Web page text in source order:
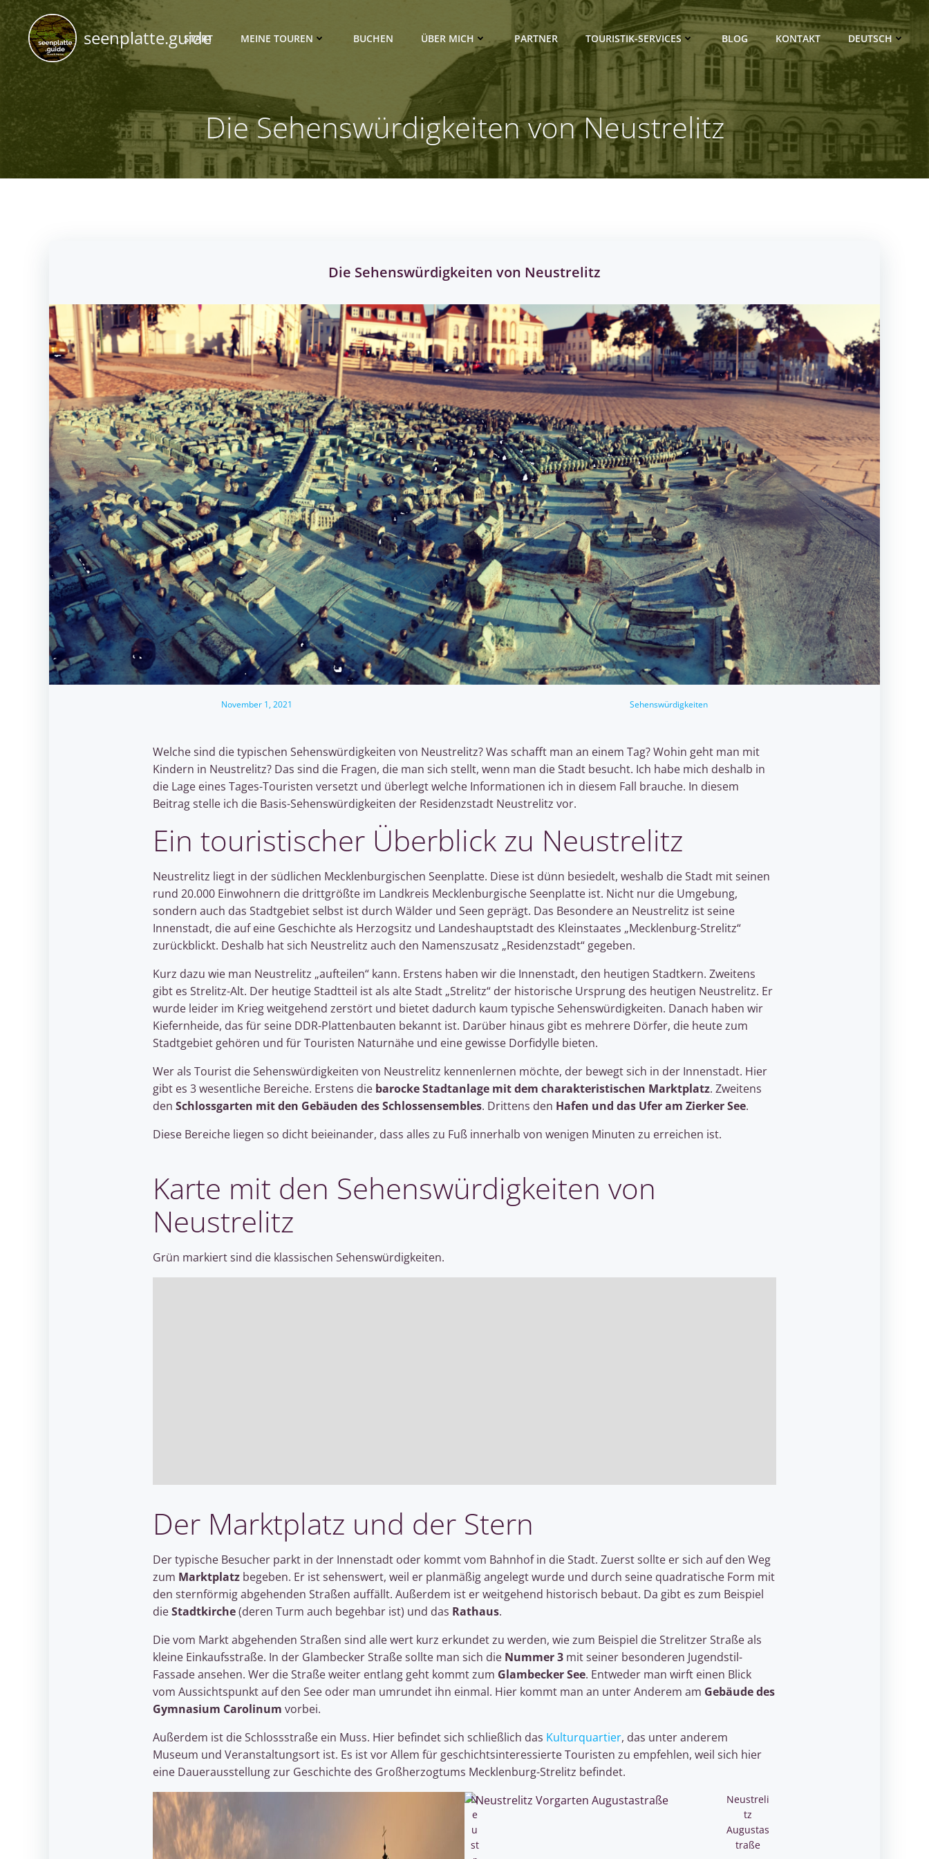
Zum
Inhalt
springen
seenplatte.guide
START MEINE TOUREN BUCHEN ÜBER MICH PARTNER TOURISTIK-SERVICES BLOG KONTAKT DEUTSCH
Die Sehenswürdigkeiten von Neustrelitz
Die Sehenswürdigkeiten von Neustrelitz
November 1, 2021 Sehenswürdigkeiten
Welche sind die typischen Sehenswürdigkeiten von Neustrelitz? Was schafft man an einem Tag? Wohin geht man mit
Kindern in Neustrelitz? Das sind die Fragen, die man sich stellt, wenn man die Stadt besucht. Ich habe mich deshalb in
die Lage eines Tages-Touristen versetzt und überlegt welche Informationen ich in diesem Fall brauche. In diesem
Beitrag stelle ich die Basis-Sehenswürdigkeiten der Residenzstadt Neustrelitz vor.
Ein touristischer Überblick zu Neustrelitz
Neustrelitz liegt in der südlichen Mecklenburgischen Seenplatte. Diese ist dünn besiedelt, weshalb die Stadt mit seinen
rund 20.000 Einwohnern die drittgrößte im Landkreis Mecklenburgische Seenplatte ist. Nicht nur die Umgebung,
sondern auch das Stadtgebiet selbst ist durch Wälder und Seen geprägt. Das Besondere an Neustrelitz ist seine
Innenstadt, die auf eine Geschichte als Herzogsitz und Landeshauptstadt des Kleinstaates „Mecklenburg-Strelitz“
zurückblickt. Deshalb hat sich Neustrelitz auch den Namenszusatz „Residenzstadt“ gegeben.
Kurz dazu wie man Neustrelitz „aufteilen“ kann. Erstens haben wir die Innenstadt, den heutigen Stadtkern. Zweitens
gibt es Strelitz-Alt. Der heutige Stadtteil ist als alte Stadt „Strelitz“ der historische Ursprung des heutigen Neustrelitz. Er
wurde leider im Krieg weitgehend zerstört und bietet dadurch kaum typische Sehenswürdigkeiten. Danach haben wir
Kiefernheide, das für seine DDR-Plattenbauten bekannt ist. Darüber hinaus gibt es mehrere Dörfer, die heute zum
Stadtgebiet gehören und für Touristen Naturnähe und eine gewisse Dorfidylle bieten.
Wer als Tourist die Sehenswürdigkeiten von Neustrelitz kennenlernen möchte, der bewegt sich in der Innenstadt. Hier
gibt es 3 wesentliche Bereiche. Erstens die barocke Stadtanlage mit dem charakteristischen Marktplatz. Zweitens
denSchlossgarten mit den Gebäuden des Schlossensembles. Drittens den Hafen und das Ufer am Zierker See.
Diese Bereiche liegen so dicht beieinander, dass alles zu Fuß innerhalb von wenigen Minuten zu erreichen ist.
Karte mit den Sehenswürdigkeiten von
Neustrelitz
Grün markiert sind die klassischen Sehenswürdigkeiten.
Der Marktplatz und der Stern
Der typische Besucher parkt in der Innenstadt oder kommt vom Bahnhof in die Stadt. Zuerst sollte er sich auf den Weg
zum Marktplatz begeben. Er ist sehenswert, weil er planmäßig angelegt wurde und durch seine quadratische Form mit
den sternförmig abgehenden Straßen auffällt. Außerdem ist er weitgehend historisch bebaut. Da gibt es zum Beispiel
dieStadtkirche(deren Turm auch begehbar ist) und das Rathaus.
Die vom Markt abgehenden Straßen sind alle wert kurz erkundet zu werden, wie zum Beispiel die Strelitzer Straße als
kleine Einkaufsstraße. In der Glambecker Straße sollte man sich die Nummer 3 mit seiner besonderen Jugendstil-
Fassade ansehen. Wer die Straße weiter entlang geht kommt zum Glambecker See. Entweder man wirft einen Blick
vom Aussichtspunkt auf den See oder man umrundet ihn einmal. Hier kommt man an unter Anderem am Gebäude des
Gymnasium Carolinum vorbei.
Außerdem ist die Schlossstraße ein Muss. Hier befindet sich schließlich das Kulturquartier, das unter anderem
Museum und Veranstaltungsort ist. Es ist vor Allem für geschichtsinteressierte Touristen zu empfehlen, weil sich hier
eine Dauerausstellung zur Geschichte des Großherzogtums Mecklenburg-Strelitz befindet.
N
e
u
st
Neustreli
tz
Augustas
traße